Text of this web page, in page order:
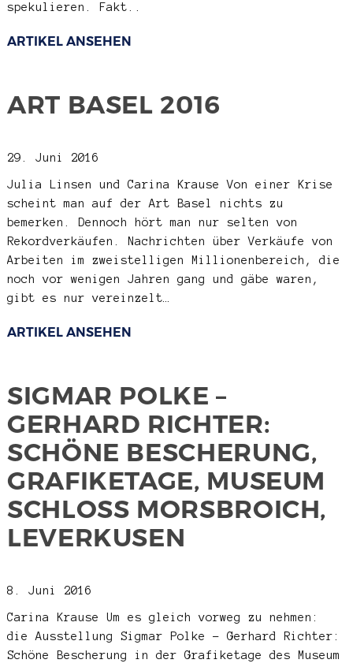
spekulieren. Fakt..
ARTIKEL ANSEHEN
ART BASEL 2016
29. Juni 2016
Julia Linsen und Carina KrauseVon einer Krise
scheint man auf der Art Basel nichts zu
bemerken. Dennoch hört man nur selten von
Rekordverkäufen. Nachrichten über Verkäufe von
Arbeiten im zweistelligen Millionenbereich, die
noch vor wenigen Jahren gang und gäbe waren,
gibt es nur vereinzelt…
ARTIKEL ANSEHEN
SIGMAR POLKE –
GERHARD RICHTER:
SCHÖNE BESCHERUNG,
GRAFIKETAGE, MUSEUM
SCHLOSS MORSBROICH,
LEVERKUSEN
8. Juni 2016
Carina Krause Um es gleich vorweg zu nehmen:
die Ausstellung Sigmar Polke – Gerhard Richter:
Schöne Bescherung in der Grafiketage des Museum